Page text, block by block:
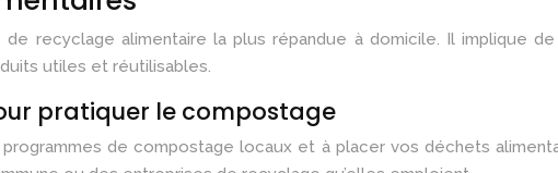
recyclage alimentaire la plus répandue à domicile. Il implique
utiles et réutilisables.
pratiquer le compostage
de compostage locaux et à placer vos déchets